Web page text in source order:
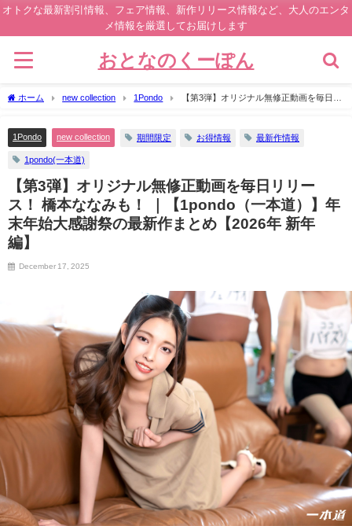
オトクな最新割引情報、フェア情報、新作リリース情報など、大人のエンタ
メ情報を厳選してお届けします
おとなのくーぽん
ホーム new collection 1Pondo
【第3弾】オリジナル無修正動画を毎日リ
1Pondo
new collection 期間限定 お得情報 最新作情報
1pondo(一本道)
【第3弾】オリジナル無修正動画を毎日リリー
ス！ 橋本ななみも！ ｜【1pondo（一本道）】年
末年始大感謝祭の最新作まとめ【2026年 新年
編】
December 17, 2025